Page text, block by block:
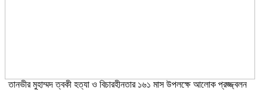
তানভীর মুহাম্মদ ত্বকী হত্যা ও বিচারহীনতার ১৬১ মাস উপলক্ষে আলোক প্রজ্জ্বলন